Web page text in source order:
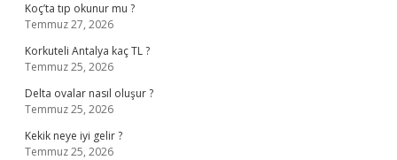
Koç’ta tıp okunur mu ?
Temmuz 27, 2026
Korkuteli Antalya kaç TL ?
Temmuz 25, 2026
Delta ovalar nasıl oluşur ?
Temmuz 25, 2026
Kekik neye iyi gelir ?
Temmuz 25, 2026